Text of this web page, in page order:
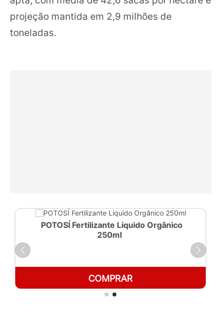
projeção mantida em 2,9 milhões de
toneladas.
POTOSÍ Fertilizante Líquido Orgânico
250ml
COMPRAR